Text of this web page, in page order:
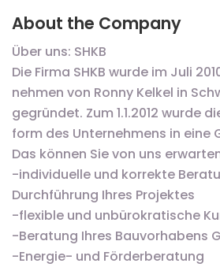
About the Company
Über uns: SHKB
Die Firma SHKB wurde im Juli
nehmen von Ronny Kelkel in
gegründet. Zum 1.1.2012 wurde
form des Unter­nehmens in eine
Das können Sie von uns
-individuelle und korrekte
Durchführung Ihres Projektes
-flexible und unbüro­kratische
-Beratung Ihres Bauvorhabens
-Energie- und Förderberatung